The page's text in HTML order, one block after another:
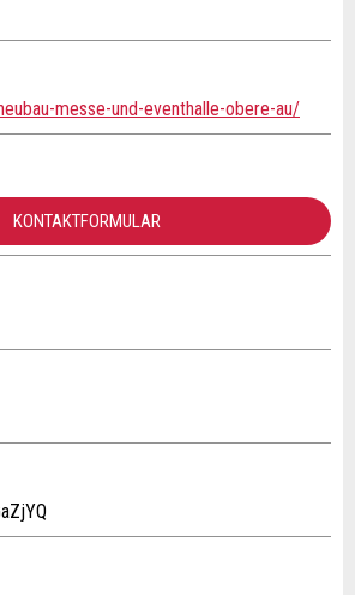
geschätzt!
gültig
Anzeige an Freunde weiter.
messe-und-eventhalle-obere-au/
KONTAKTFORMULAR
für die Kontaktpersonen dieser